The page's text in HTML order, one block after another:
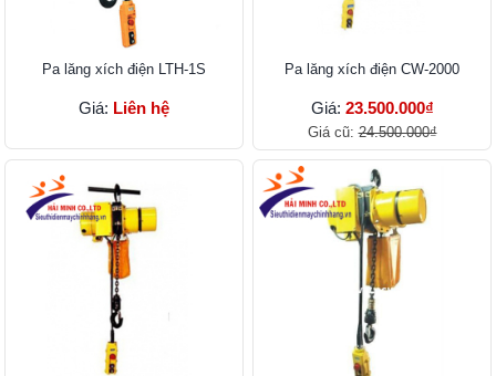
Pa lăng xích điện LTH-1S
Giá: Liên hệ
Pa lăng xích điện CW-2000
Giá: 23.500.000₫
Giá cũ:24.500.000₫